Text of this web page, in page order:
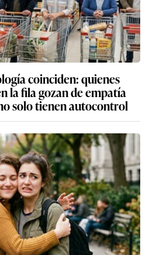
coinciden: quienes
la fila gozan de empatía
solo tienen autocontrol